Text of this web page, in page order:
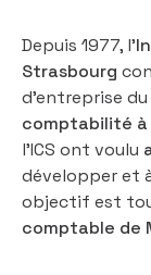
Depuis 1977, l’
Strasbourg
d’entreprise
comptabilité à
l’ICS ont voulu
développer et
objectif est
comptable de